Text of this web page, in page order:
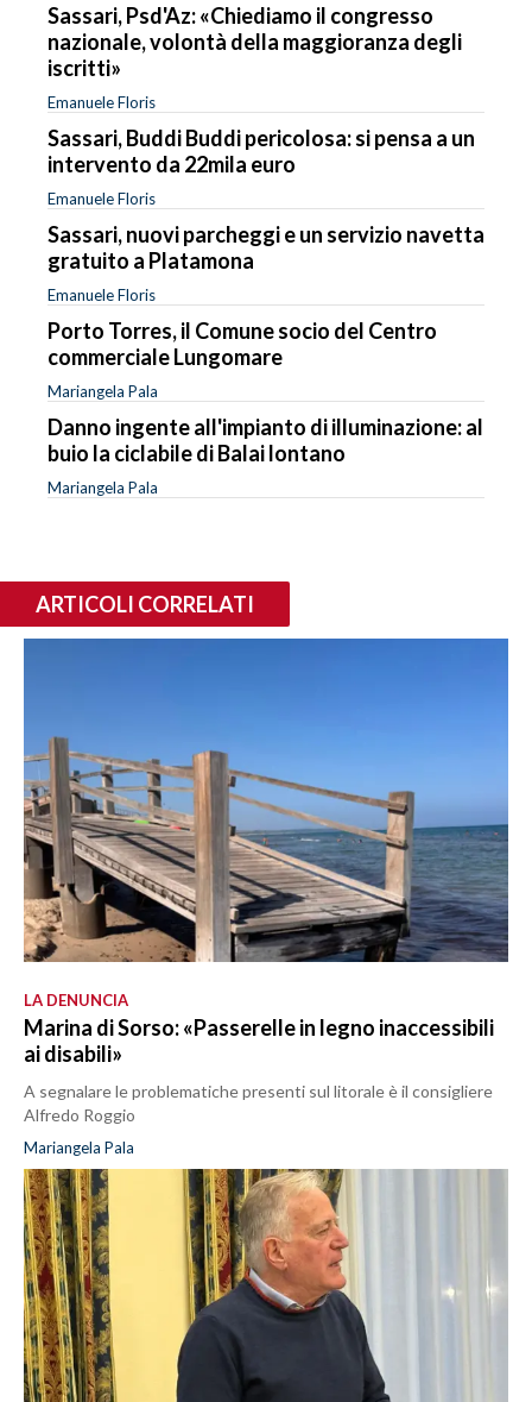
Sassari, Psd'Az: «Chiediamo il congresso
nazionale, volontà della maggioranza degli
iscritti»
Emanuele Floris
Sassari, Buddi Buddi pericolosa: si pensa a un
intervento da 22mila euro
Emanuele Floris
Sassari, nuovi parcheggi e un servizio navetta
gratuito a Platamona
Emanuele Floris
Porto Torres, il Comune socio del Centro
commerciale Lungomare
Mariangela Pala
Danno ingente all'impianto di illuminazione: al
buio la ciclabile di Balai lontano
Mariangela Pala
ARTICOLI CORRELATI
LA DENUNCIA
Marina di Sorso: «Passerelle in legno inaccessibili
ai disabili»
A segnalare le problematiche presenti sul litorale è il consigliere
Alfredo Roggio
Mariangela Pala